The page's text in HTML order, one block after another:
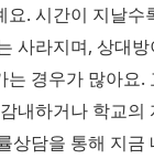
요. 시간이 지날수
사라지며, 상대
는 경우가 많아요.
내하거나 학교의
상담을 통해 지금